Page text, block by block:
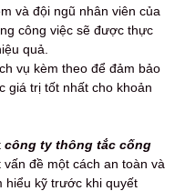
và đội ngũ nhân viên của
công việc sẽ được thực
quả.
vụ kèm theo để đảm bảo
giá trị tốt nhất cho khoản
công ty thông tắc cống
đề một cách an toàn và
hiểu kỹ trước khi quyết